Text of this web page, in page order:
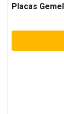
Placas